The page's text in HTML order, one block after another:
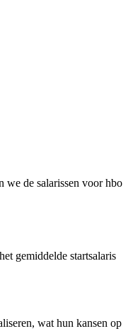
we de salarissen voor hbo
gemiddelde startsalaris
wat hun kansen op